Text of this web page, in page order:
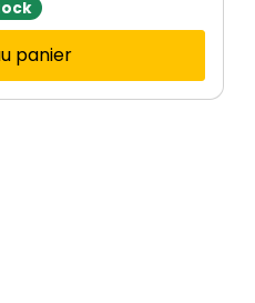
panier